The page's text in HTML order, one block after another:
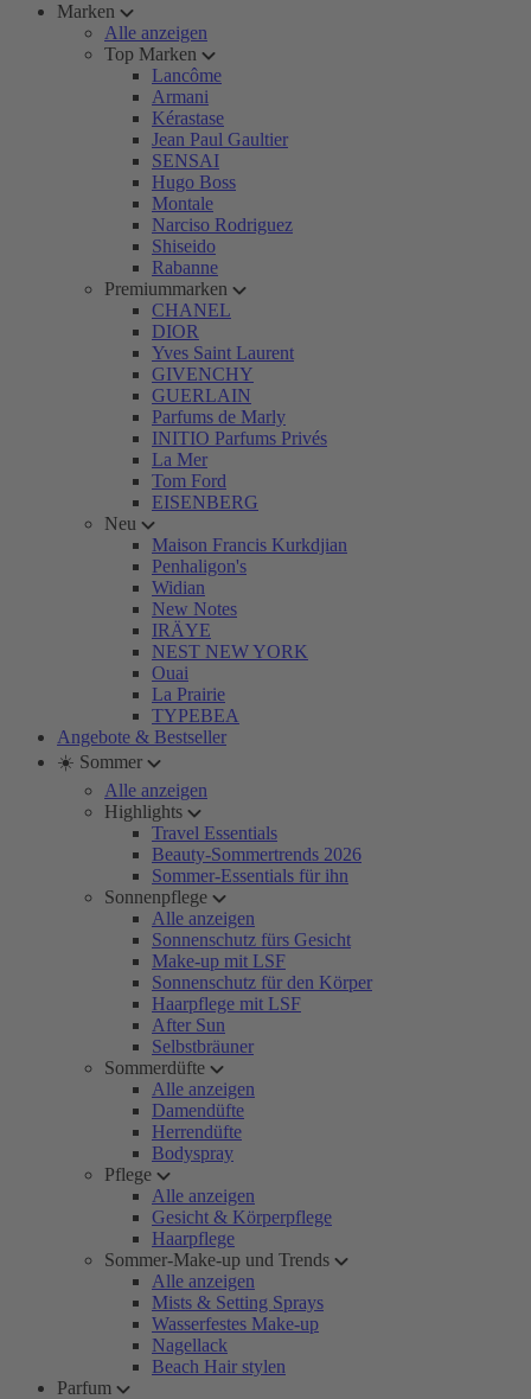
Marken
Alle anzeigen
Top Marken
Lancôme
Armani
Kérastase
Jean Paul Gaultier
SENSAI
Hugo Boss
Montale
Narciso Rodriguez
Shiseido
Rabanne
Premiummarken
CHANEL
DIOR
Yves Saint Laurent
GIVENCHY
GUERLAIN
Parfums de Marly
INITIO Parfums Privés
La Mer
Tom Ford
EISENBERG
Neu
Maison Francis Kurkdjian
Penhaligon's
Widian
New Notes
IRÄYE
NEST NEW YORK
Ouai
La Prairie
TYPEBEA
Angebote & Bestseller
☀️ Sommer
Alle anzeigen
Highlights
Travel Essentials
Beauty-Sommertrends 2026
Sommer-Essentials für ihn
Sonnenpflege
Alle anzeigen
Sonnenschutz fürs Gesicht
Make-up mit LSF
Sonnenschutz für den Körper
Haarpflege mit LSF
After Sun
Selbstbräuner
Sommerdüfte
Alle anzeigen
Damendüfte
Herrendüfte
Bodyspray
Pflege
Alle anzeigen
Gesicht & Körperpflege
Haarpflege
Sommer-Make-up und Trends
Alle anzeigen
Mists & Setting Sprays
Wasserfestes Make-up
Nagellack
Beach Hair stylen
Parfum